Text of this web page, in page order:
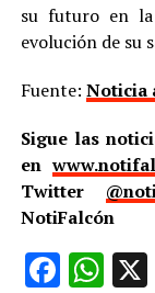
su futuro en la
evolución de su
Fuente: Noticia
Sigue las
en
Twitter
NotiFalcón